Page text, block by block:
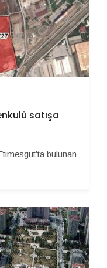
satışa
bulunan